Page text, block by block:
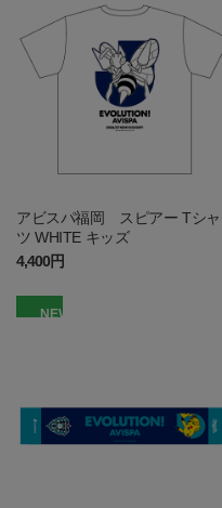
アビスパ福岡 スピアー Tシャ
ツ WHITE キッズ
4,400円
NEW